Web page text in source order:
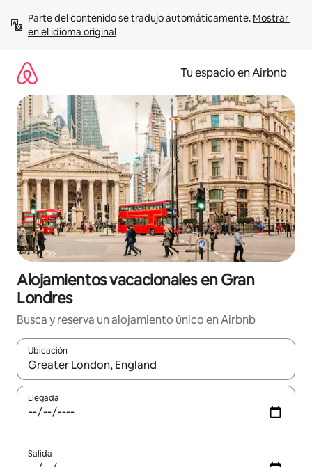
contenido
Parte del contenido se tradujo automáticamente. Mostrar
en el idioma original
Tu espacio en Airbnb
Alojamientos vacacionales en Gran
Londres
Busca y reserva un alojamiento único en Airbnb
Ubicación
Cuando los resultados estén disponibles, podrás navegar
Llegada
Salida